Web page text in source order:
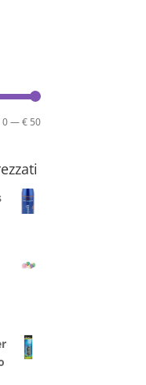
Prezzo
Prezzo
0—€ 50